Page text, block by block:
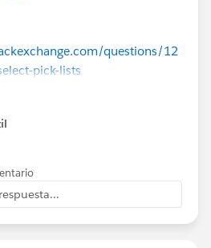
questions/12
pick-lists